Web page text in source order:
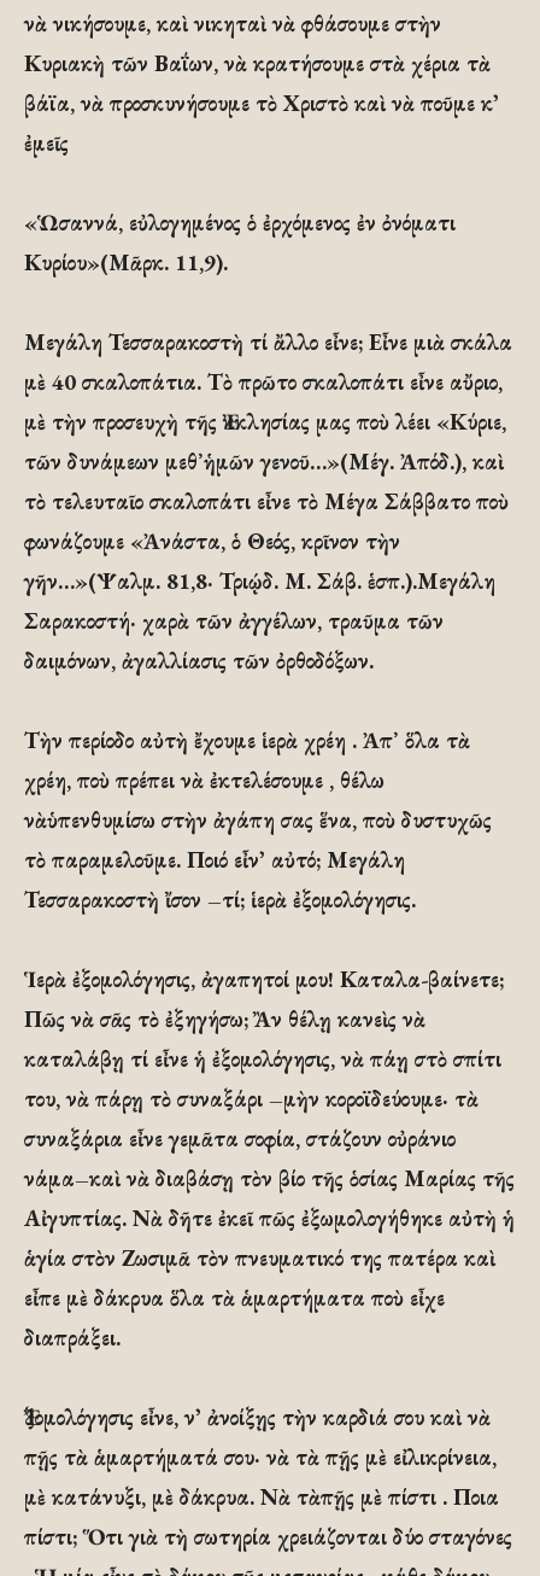
νὰ νικήσουμε, καὶ νικηταὶ νὰ φθάσουμε στὴν
Κυριακὴ τῶν Βαΐων, νὰ κρατήσουμε στὰ χέρια τὰ
βάϊα, νὰ προσκυνήσουμε τὸ Χριστὸ καὶ νὰ ποῦμε κ᾽
ἐμεῖς
«Ὡσαννά, εὐλογημένος ὁ ἐρχόμενος ἐν ὀνόματι
Κυρίου»(Μᾶρκ. 11,9).
Μεγάλη Τεσσαρακοστὴ τί ἄλλο εἶνε; Εἶνε μιὰ σκάλα
μὲ 40 σκαλοπάτια. Τὸ πρῶτο σκαλοπάτι εἶνε αὔριο,
μὲ τὴν προσευχὴ τῆς Ἐκκλησίας μας ποὺ λέει «Κύριε,
τῶν δυνάμεων μεθ᾿ἡμῶν γενοῦ…»(Μέγ. Ἀπόδ.), καὶ
τὸ τελευταῖο σκαλοπάτι εἶνε τὸ Μέγα Σάββατο ποὺ
φωνάζουμε «Ἀνάστα, ὁ Θεός, κρῖνον τὴν
γῆν…»(Ψαλμ. 81,8· Τριῴδ. Μ. Σάβ. ἑσπ.).Μεγάλη
Σαρακοστή· χαρὰ τῶν ἀγγέλων, τραῦμα τῶν
δαιμόνων, ἀγαλλίασις τῶν ὀρθοδόξων.
Τὴν περίοδο αὐτὴ ἔχουμε ἱερὰ χρέη . Ἀπ᾿ ὅλα τὰ
χρέη, ποὺ πρέπει νὰ ἐκτελέσουμε , θέλω
νὰὑπενθυμίσω στὴν ἀγάπη σας ἕνα, ποὺ δυστυχῶς
τὸ παραμελοῦμε. Ποιό εἶν᾽ αὐτό; Μεγάλη
Τεσσαρακοστὴ ἴσον –τί; ἱερὰ ἐξομολόγησις.
Ἱερὰ ἐξομολόγησις, ἀγαπητοί μου! Καταλα-βαίνετε;
Πῶς νὰ σᾶς τὸ ἐξηγήσω; Ἂν θέλῃ κανεὶς νὰ
καταλάβῃ τί εἶνε ἡ ἐξομολόγησις, νὰ πάῃ στὸ σπίτι
του, νὰ πάρῃ τὸ συναξάρι –μὴν κοροϊδεύουμε· τὰ
συναξάρια εἶνε γεμᾶτα σοφία, στάζουν οὐράνιο
νάμα–καὶ νὰ διαβάσῃ τὸν βίο τῆς ὁσίας Μαρίας τῆς
Αἰγυπτίας. Νὰ δῆτε ἐκεῖ πῶς ἐξωμολογήθηκε αὐτὴ ἡ
ἁγία στὸν Ζωσιμᾶ τὸν πνευματικό της πατέρα καὶ
εἶπε μὲ δάκρυα ὅλα τὰ ἁμαρτήματα ποὺ εἶχε
διαπράξει.
Ἐξομολόγησις εἶνε, ν᾽ ἀνοίξῃς τὴν καρδιά σου καὶ νὰ
πῇς τὰ ἁμαρτήματά σου· νὰ τὰ πῇς μὲ εἰλικρίνεια,
μὲ κατάνυξι, μὲ δάκρυα. Νὰ τὰπῇς μὲ πίστι . Ποια
πίστι; Ὅτι γιὰ τὴ σωτηρία χρειάζονται δύο σταγόνες